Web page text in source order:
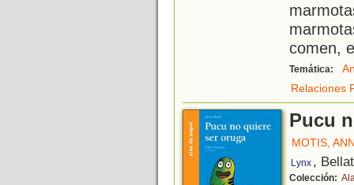
comen,
Temática:
Relaciones
Pucu
MOTIS,
Lynx ,
Colección: